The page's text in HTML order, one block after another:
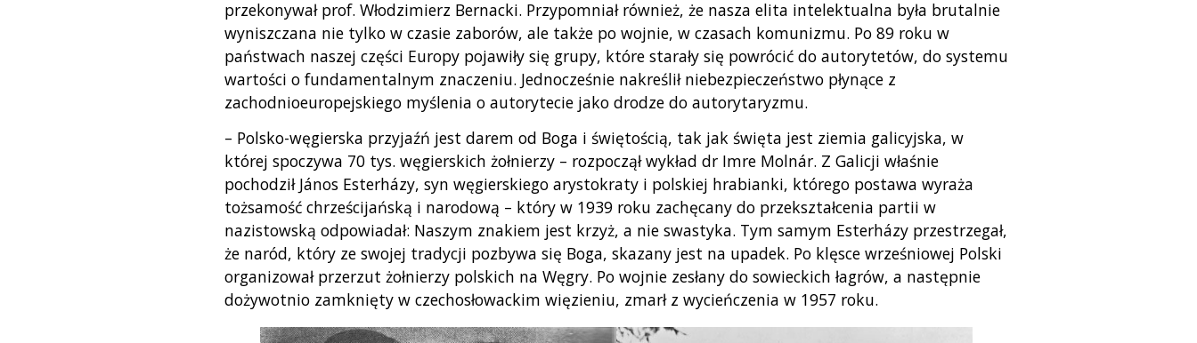
przekonywał prof. Włodzimierz Bernacki. Przypomniał również, że nasza elita intelektualna była brutalnie
wyniszczana nie tylko w czasie zaborów, ale także po wojnie, w czasach komunizmu. Po 89 roku w
państwach naszej części Europy pojawiły się grupy, które starały się powrócić do autorytetów, do systemu
wartości o fundamentalnym znaczeniu. Jednocześnie nakreślił niebezpieczeństwo płynące z
zachodnioeuropejskiego myślenia o autorytecie jako drodze do autorytaryzmu.
– Polsko-węgierska przyjaźń jest darem od Boga i świętością, tak jak święta jest ziemia galicyjska, w
której spoczywa 70 tys. węgierskich żołnierzy – rozpoczął wykład dr Imre Molnár. Z Galicji właśnie
pochodził János Esterházy, syn węgierskiego arystokraty i polskiej hrabianki, którego postawa wyraża
tożsamość chrześcijańską i narodową – który w 1939 roku zachęcany do przekształcenia partii w
nazistowską odpowiadał: Naszym znakiem jest krzyż, a nie swastyka. Tym samym Esterházy przestrzegał,
że naród, który ze swojej tradycji pozbywa się Boga, skazany jest na upadek. Po klęsce wrześniowej Polski
organizował przerzut żołnierzy polskich na Węgry. Po wojnie zesłany do sowieckich łagrów, a następnie
dożywotnio zamknięty w czechosłowackim więzieniu, zmarł z wycieńczenia w 1957 roku.